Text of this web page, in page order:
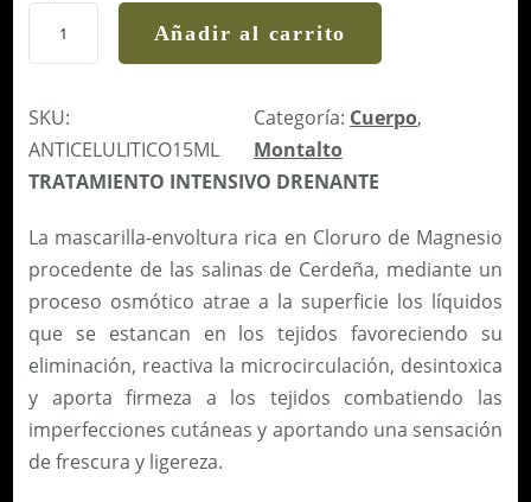
n
t
i
a
d
E
R
C
N
C
E
N
T
R
A
D
Añadir al carrito
SKU:
ANTICELULITICO15ML
Categoría: Cuerpo
Montalto
TRATAMIENTO INTENSIVO DRENANTE
La mascarilla-envoltura rica en Cloruro de Magnesio
procedente de las salinas de Cerdeña, mediante un
proceso osmótico atrae a la superficie los líquidos
que se estancan en los tejidos favoreciendo su
eliminación, reactiva la microcirculación, desintoxica
y aporta firmeza a los tejidos combatiendo las
imperfecciones cutáneas y aportando una sensación
de frescura y ligereza.